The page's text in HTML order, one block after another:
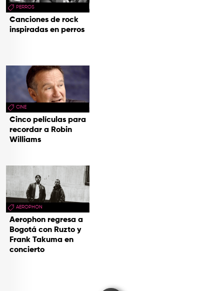
PERROS
Canciones de rock
inspiradas en perros
CINE
Cinco películas para
recordar a Robin
Williams
AEROPHON
Aerophon regresa a
Bogotá con Ruzto y
Frank Takuma en
concierto